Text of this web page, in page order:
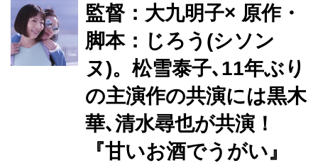
一無二の存在感を放つ若手個性派俳優
清水尋也、そして『勝手にふるえて
ろ』や『美人が婚活してみたら』など
で人生を上手く渡り歩き切れていない
女性を撮らせたら右に出る者がいない
大九明子が結集した映画『甘いお酒で
うがい』が、4 月 10 日(金)より、テア
トル新宿、ヒューマントラストシネ
監督：大九明子× 原作・
脚本：じろう(シソン
ヌ)。松雪泰子､11年ぶり
の主演作の共演には黒木
華､清水尋也が共演！
『甘いお酒でうがい』